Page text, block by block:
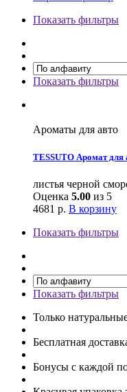
Показать фильтры
Показать фильтры
Ароматы для авто
TESSUTO Аромат
листья черной
Оценка 5.00 из 5
4681 р. В корзину
Показать фильтры
Показать фильтры
Только
Бесплатная
Бонусы с каждой